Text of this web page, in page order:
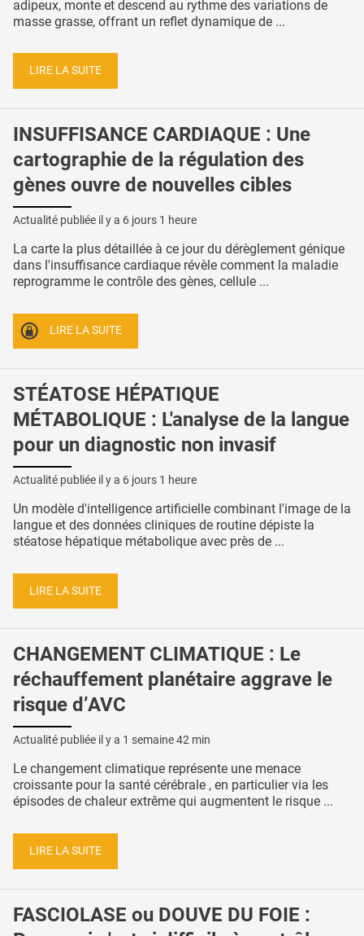
adipeux, monte et descend au rythme des variations de
masse grasse, offrant un reflet dynamique de ...
LIRE LA SUITE
INSUFFISANCE CARDIAQUE : Une
cartographie de la régulation des
gènes ouvre de nouvelles cibles
Actualité publiée il y a 6 jours 1 heure
La carte la plus détaillée à ce jour du dérèglement génique
dans l'insuffisance cardiaque révèle comment la maladie
reprogramme le contrôle des gènes, cellule ...
LIRE LA SUITE
STÉATOSE HÉPATIQUE
MÉTABOLIQUE : L'analyse de la langue
pour un diagnostic non invasif
Actualité publiée il y a 6 jours 1 heure
Un modèle d'intelligence artificielle combinant l'image de la
langue et des données cliniques de routine dépiste la
stéatose hépatique métabolique avec près de ...
LIRE LA SUITE
CHANGEMENT CLIMATIQUE : Le
réchauffement planétaire aggrave le
risque d’AVC
Actualité publiée il y a 1 semaine 42 min
Le changement climatique représente une menace
croissante pour la santé cérébrale , en particulier via les
épisodes de chaleur extrême qui augmentent le risque ...
LIRE LA SUITE
FASCIOLASE ou DOUVE DU FOIE :